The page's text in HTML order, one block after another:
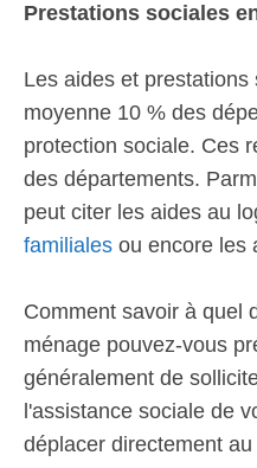
Prestations sociales
Les aides et
moyenne 10 % des
protection sociale. Ces
des départements.
peut citer les aides au
familiales ou encore les
Comment savoir à quel
ménage pouvez-vous
généralement de
l'assistance sociale de
déplacer directement